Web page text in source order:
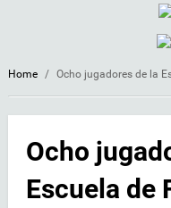
Home / Ocho jugadores de la
Ocho
Escuela de